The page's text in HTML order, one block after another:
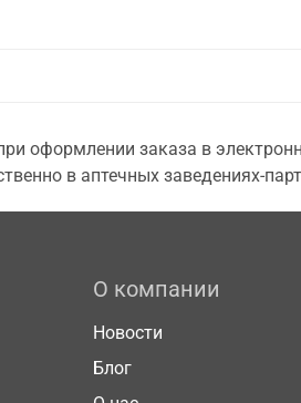
оформлении заказа в
в аптечных заведениях-
О компании
Новости
Блог